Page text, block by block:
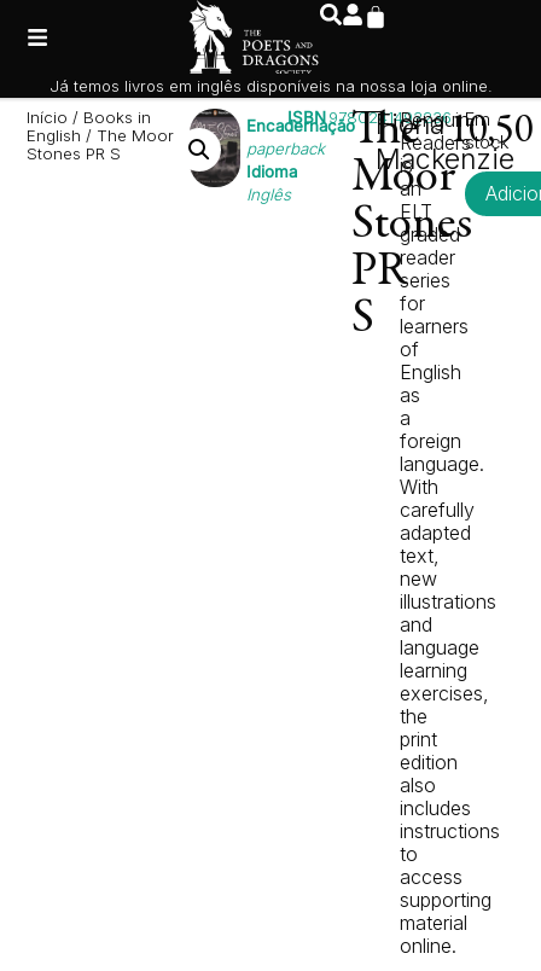
Início / Books in
English / The Moor
Stones PR S
Encadernação
paperback
Idioma
Inglês
ISBN9780241493236
The
Moor
Stones
PR
S
Fiona
Mackenzie
Penguin
Readers
is
an
ELT
graded
reader
series
for
learners
of
English
as
a
foreign
language.
With
carefully
adapted
text,
new
illustrations
and
language
learning
exercises,
the
print
edition
also
includes
instructions
to
access
supporting
material
online.
10,50
Em
stock
Já temos livros em inglês disponíveis na nossa loja online.